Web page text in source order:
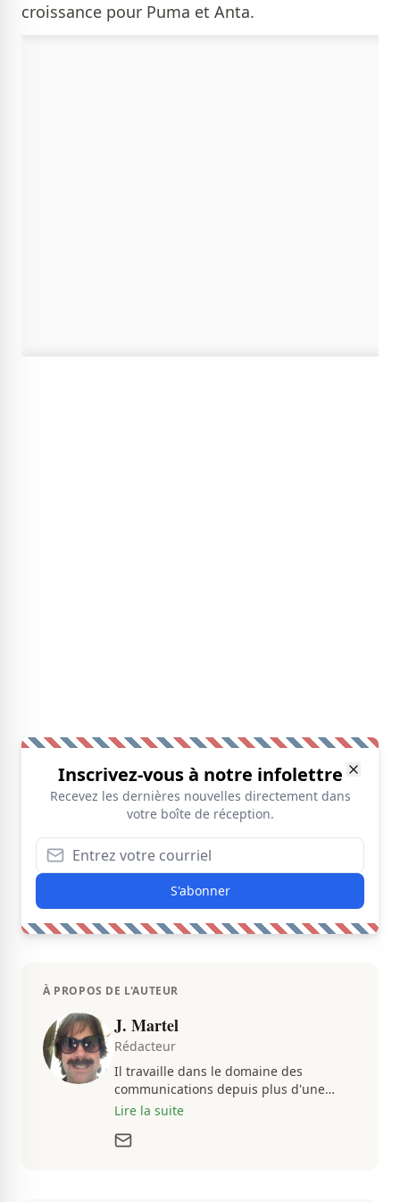
croissance pour Puma et Anta.
Inscrivez-vous à notre infolettre
Recevez les dernières nouvelles directement dans
votre boîte de réception.
S'abonner
À PROPOS DE L'AUTEUR
J. Martel
Rédacteur
Il travaille dans le domaine des
communications depuis plus d'une
dizaine d'années, en plus d'être
actualités. Autant intéressé par les
Lire la suite